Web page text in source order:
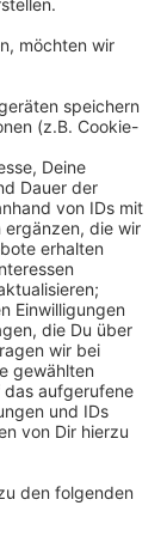
waren im
die
zur
auch auf ein
Nach rund
war aus.